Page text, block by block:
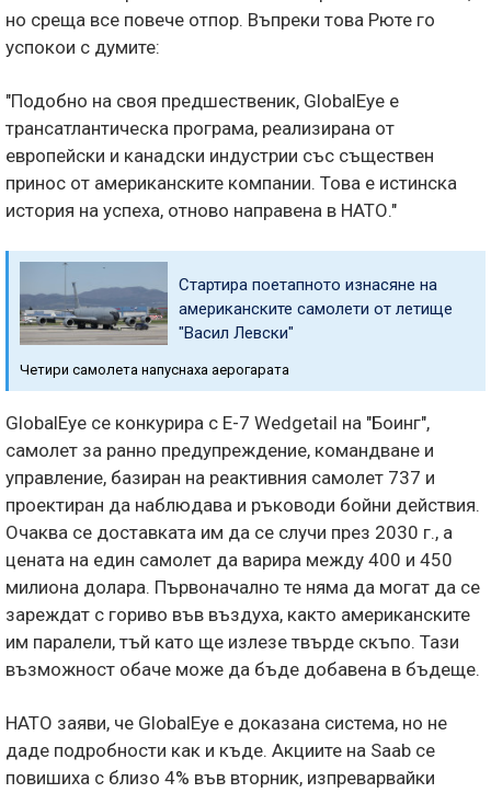
но среща все повече отпор. Въпреки това Рюте го
успокои с думите:
"Подобно на своя предшественик, GlobalEye е
трансатлантическа програма, реализирана от
европейски и канадски индустрии със съществен
принос от американските компании. Това е истинска
история на успеха, отново направена в НАТО."
Стартира поетапното изнасяне на
американските самолети от летище
"Васил Левски"
Четири самолета напуснаха аерогарата
GlobalEye се конкурира с E-7 Wedgetail на "Боинг",
самолет за ранно предупреждение, командване и
управление, базиран на реактивния самолет 737 и
проектиран да наблюдава и ръководи бойни действия.
Очаква се доставката им да се случи през 2030 г., а
цената на един самолет да варира между 400 и 450
милиона долара. Първоначално те няма да могат да се
зареждат с гориво във въздуха, както американските
им паралели, тъй като ще излезе твърде скъпо. Тази
възможност обаче може да бъде добавена в бъдеще.
НАТО заяви, че GlobalEye е доказана система, но не
даде подробности как и къде. Акциите на Saab се
повишиха с близо 4% във вторник, изпреварвайки